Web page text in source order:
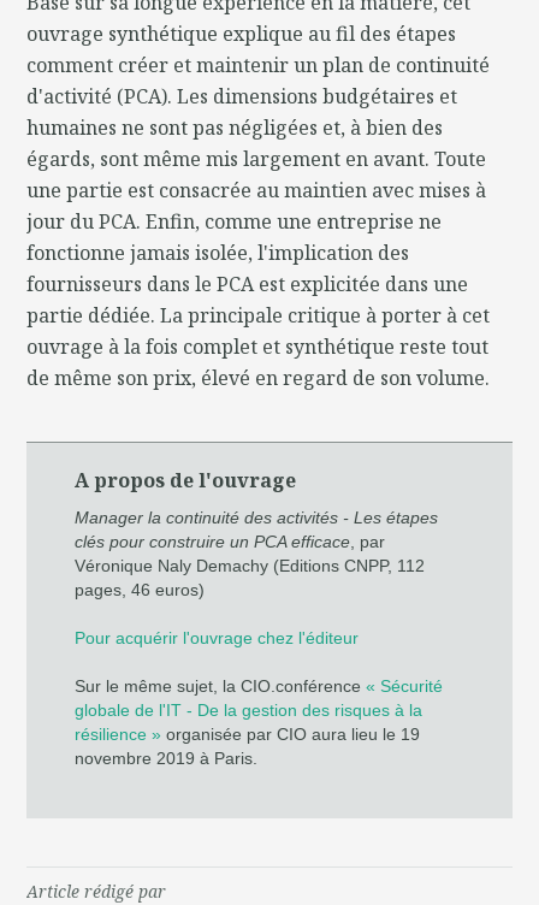
ouvrage synthétique explique au fil des étapes
comment créer et maintenir un plan de continuité
d'activité (PCA). Les dimensions budgétaires et
humaines ne sont pas négligées et, à bien des
égards, sont même mis largement en avant. Toute
une partie est consacrée au maintien avec mises à
jour du PCA. Enfin, comme une entreprise ne
fonctionne jamais isolée, l'implication des
fournisseurs dans le PCA est explicitée dans une
partie dédiée. La principale critique à porter à cet
ouvrage à la fois complet et synthétique reste tout
de même son prix, élevé en regard de son volume.
A propos de l'ouvrage
Manager la continuité des activités - Les étapes
clés pour construire un PCA efficace , par
Véronique Naly Demachy (Editions CNPP, 112
pages, 46 euros)
Pour acquérir l'ouvrage chez l'éditeur
Sur le même sujet, la CIO.conférence« Sécurité
globale de l'IT - De la gestion des risques à la
résilience » organisée par CIO aura lieu le 19
novembre 2019 à Paris.
Article rédigé par